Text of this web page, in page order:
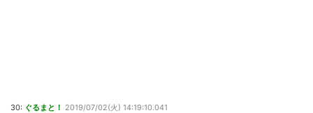
30: ぐるまと！ 2019/07/02(火) 14:19:10.041